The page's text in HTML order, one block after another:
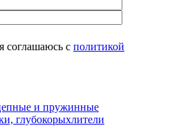
соглашаюсь с политикой
и пружинные
глубокорыхлители